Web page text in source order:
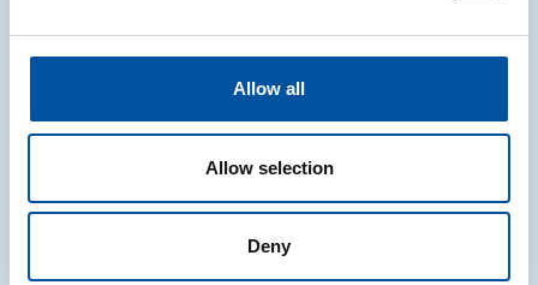
Allow all
Allow selection
Deny
tonnellata.
, infine, da 655,00 €/tonnellata a
€/tonnellata
Ulteriori novità riguardanti l’adeguamento del
(fascia B1.2)